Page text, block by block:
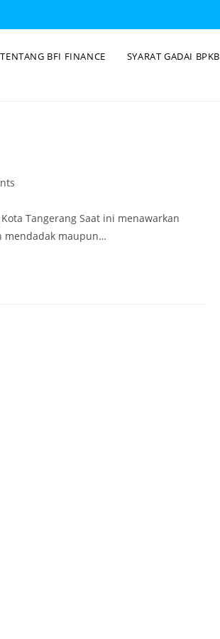
TENTANG BFI FINANCE SYARAT GADAI BPKB
Kota Tangerang Saat ini menawarkan
mendadak maupun…